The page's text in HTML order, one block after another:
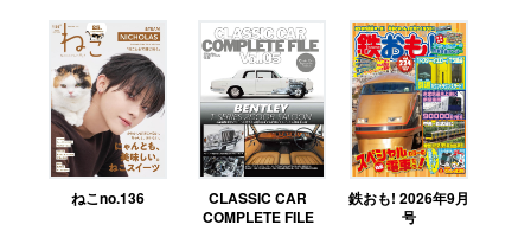
ねこno.136
CLASSIC CAR
COMPLETE FILE
鉄おも! 2026年9月
号